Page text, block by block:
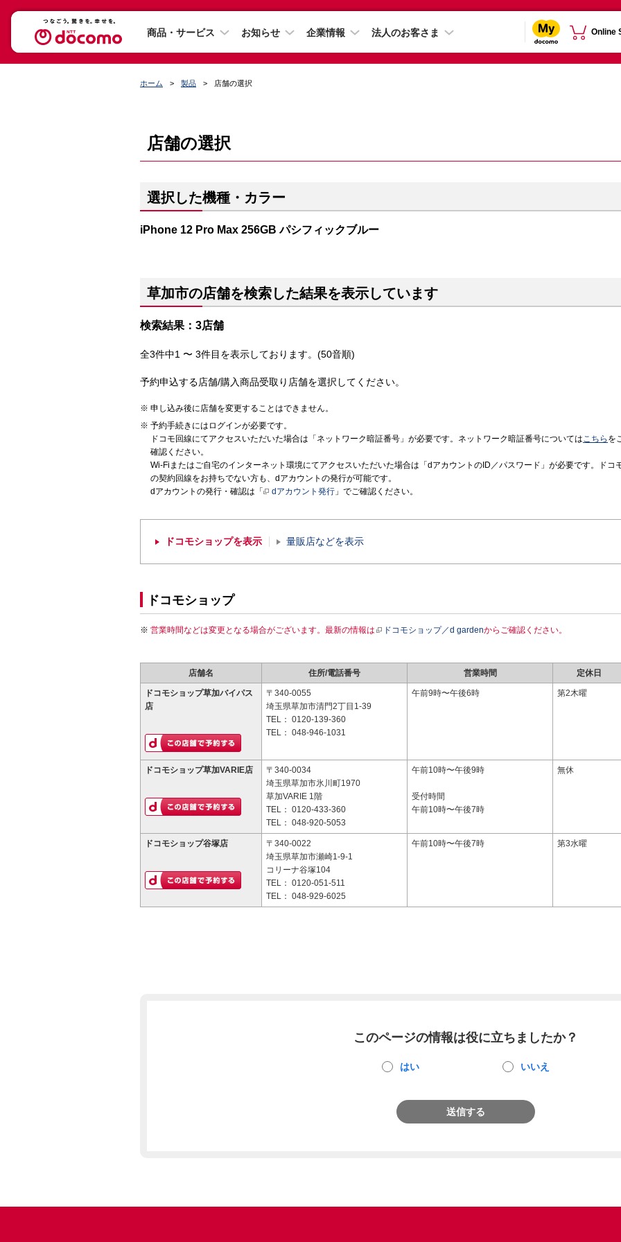
商品・サービス お知らせ 企業情報 法人のお客さま Online
ホーム 製品 店舗の選択
店舗の選択
選択した機種・カラー
iPhone 12 Pro Max 256GB パシフィックブルー
草加市の店舗を検索した結果を表示しています
検索結果：3店舗
全3件中1 〜 3件目を表示しております。(50音順)
予約申込する店舗/購入商品受取り店舗を選択してください。
申し込み後に店舗を変更することはできません。
予約手続きにはログインが必要です。
ドコモ回線にてアクセスいただいた場合は「ネットワーク暗証番号」が必要です。ネットワーク暗証番号についてはこちら を
確認ください。
Wi-Fiまたはご自宅のインターネット環境にてアクセスいただいた場合は「dアカウントのID／パスワード」が必要です。ドコ
の契約回線をお持ちでない方も、dアカウントの発行が可能です。
dアカウントの発行・確認は「
dアカウント発行 」でご確認ください。
ドコモショップを表示 量販店などを表示
ドコモショップ
営業時間などは変更となる場合がございます。最新の情報は ドコモショップ／d gardenからご確認ください。
店舗名 住所/電話番号 営業時間 定休日
ドコモショップ草加バイパス
店
〒340-0055
埼玉県草加市清門2丁目1-39
TEL： 0120-139-360
TEL： 048-946-1031
午前9時〜午後6時 第2木曜
ドコモショップ草加VARIE店
〒340-0034
埼玉県草加市氷川町1970
草加VARIE 1階
TEL： 0120-433-360
TEL： 048-920-5053
午前10時〜午後9時
受付時間
午前10時〜午後7時
無休
ドコモショップ谷塚店
〒340-0022
埼玉県草加市瀬崎1-9-1
コリーナ谷塚104
TEL： 0120-051-511
TEL： 048-929-6025
午前10時〜午後7時 第3水曜
このページの情報は役に立ちましたか？
はい いいえ
送信する